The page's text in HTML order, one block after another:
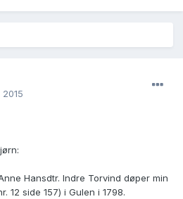
Hansdtr. Indre Torvind døper min
12 side 157) i Gulen i 1798.